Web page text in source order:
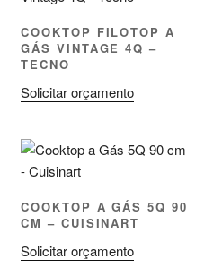
COOKTOP FILOTOP A
GÁS VINTAGE 4Q –
TECNO
Solicitar orçamento
COOKTOP A GÁS 5Q 90
CM – CUISINART
Solicitar orçamento